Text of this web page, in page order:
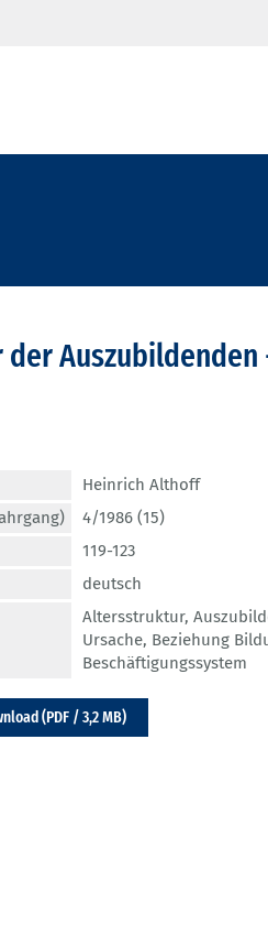
Auszubildenden
Heinrich Althoff
4/1986 (15)
119-123
deutsch
Altersstruktur,
Ursache, Beziehung
Beschäftigungssystem
(PDF / 3,2 MB)